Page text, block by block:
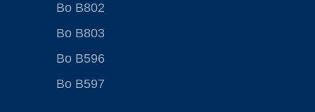
Bo B802
Bo B803
Bo B596
Bo B597